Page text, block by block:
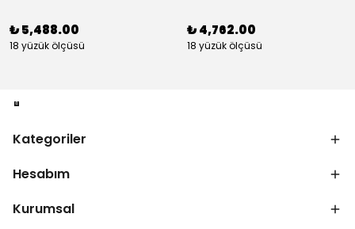
₺ 5,488.00
18 yüzük ölçüsü
₺ 4,762.00
18 yüzük ölçüsü
Kategoriler
Hesabım
Kurumsal